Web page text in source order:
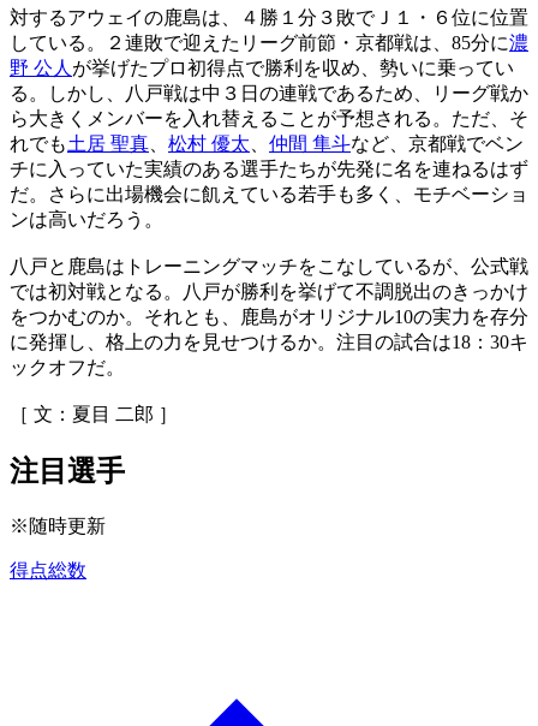
対するアウェイの鹿島は、４勝１分３敗でＪ１・６位に位置
している。２連敗で迎えたリーグ前節・京都戦は、85分に濃
野 公人 が挙げたプロ初得点で勝利を収め、勢いに乗ってい
る。しかし、八戸戦は中３日の連戦であるため、リーグ戦か
ら大きくメンバーを入れ替えることが予想される。ただ、そ
れでも土居 聖真 松村 優太 仲間 隼斗など、京都戦でベン
チに入っていた実績のある選手たちが先発に名を連ねるはず
だ。さらに出場機会に飢えている若手も多く、モチベーショ
ンは高いだろう。
八戸と鹿島はトレーニングマッチをこなしているが、公式戦
では初対戦となる。八戸が勝利を挙げて不調脱出のきっかけ
をつかむのか。それとも、鹿島がオリジナル10の実力を存分
に発揮し、格上の力を見せつけるか。注目の試合は18：30キ
ックオフだ。
［ 文：夏目 二郎 ］
注目選手
※随時更新
得点総数